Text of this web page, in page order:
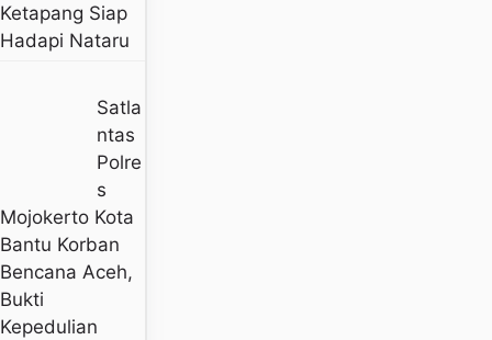
Ketapang Siap
Hadapi Nataru
Satla
Ntas
Polre
S
Mojokerto Kota
Bantu Korban
Bencana Aceh,
Bukti
Kepedulian